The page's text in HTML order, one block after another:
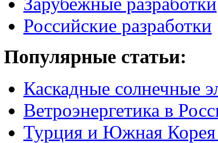
Российские разработки
Популярные статьи:
Каскадные солнечные
Ветроэнергетика в
Турция и Южная Корея